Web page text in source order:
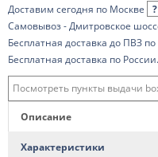
Доставим сегодня по Москве
?
Самовывоз - Дмитровское
Бесплатная доставка до ПВЗ
Бесплатная доставка по России.
Посмотреть пункты выдачи
Описание
Характеристики